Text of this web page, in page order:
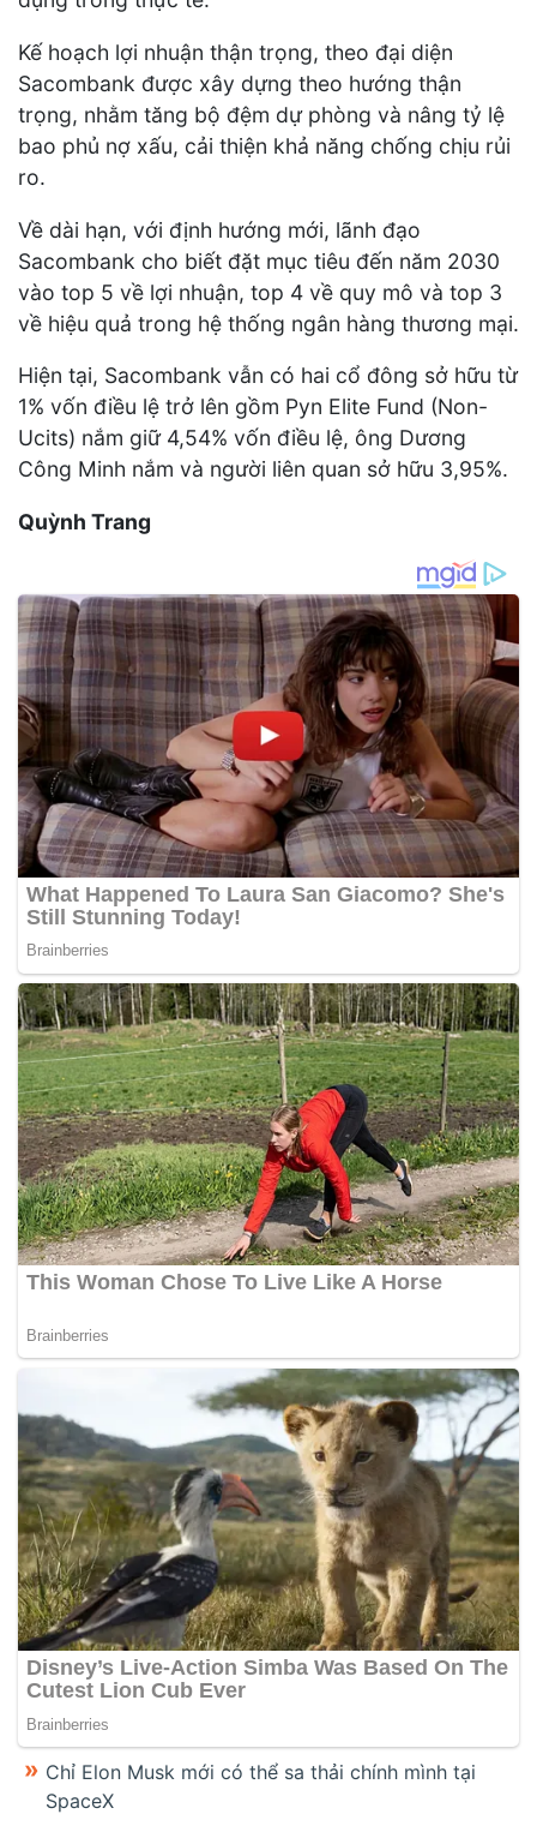
Kế hoạch lợi nhuận thận trọng, theo đại diện
Sacombank được xây dựng theo hướng thận
trọng, nhằm tăng bộ đệm dự phòng và nâng tỷ lệ
bao phủ nợ xấu, cải thiện khả năng chống chịu rủi
ro.
Về dài hạn, với định hướng mới, lãnh đạo
Sacombank cho biết đặt mục tiêu đến năm 2030
vào top 5 về lợi nhuận, top 4 về quy mô và top 3
về hiệu quả trong hệ thống ngân hàng thương mại.
Hiện tại, Sacombank vẫn có hai cổ đông sở hữu từ
1% vốn điều lệ trở lên gồm Pyn Elite Fund (Non-
Ucits) nắm giữ 4,54% vốn điều lệ, ông Dương
Công Minh nắm và người liên quan sở hữu 3,95%.
Quỳnh Trang
Chỉ Elon Musk mới có thể sa thải chính mình tại
SpaceX